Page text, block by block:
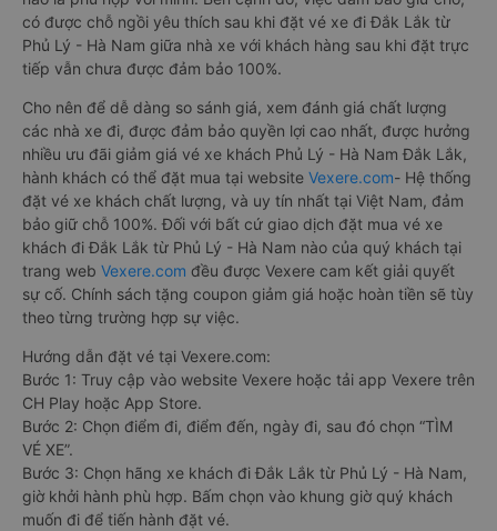
có được chỗ ngồi yêu thích sau khi đặt vé xe đi Đắk Lắk từ
Phủ Lý - Hà Nam giữa nhà xe với khách hàng sau khi đặt trực
tiếp vẫn chưa được đảm bảo 100%.
Cho nên để dễ dàng so sánh giá, xem đánh giá chất lượng
các nhà xe đi, được đảm bảo quyền lợi cao nhất, được hưởng
nhiều ưu đãi giảm giá vé xe khách Phủ Lý - Hà Nam Đắk Lắk,
hành khách có thể đặt mua tại website Vexere.com- Hệ thống
đặt vé xe khách chất lượng, và uy tín nhất tại Việt Nam, đảm
bảo giữ chỗ 100%. Đối với bất cứ giao dịch đặt mua vé xe
khách đi Đắk Lắk từ Phủ Lý - Hà Nam nào của quý khách tại
trang web Vexere.com đều được Vexere cam kết giải quyết
sự cố. Chính sách tặng coupon giảm giá hoặc hoàn tiền sẽ tùy
theo từng trường hợp sự việc.
Hướng dẫn đặt vé tại Vexere.com:
Bước 1: Truy cập vào website Vexere hoặc tải app Vexere trên
CH Play hoặc App Store.
Bước 2: Chọn điểm đi, điểm đến, ngày đi, sau đó chọn “TÌM
VÉ XE”.
Bước 3: Chọn hãng xe khách đi Đắk Lắk từ Phủ Lý - Hà Nam,
giờ khởi hành phù hợp. Bấm chọn vào khung giờ quý khách
muốn đi để tiến hành đặt vé.